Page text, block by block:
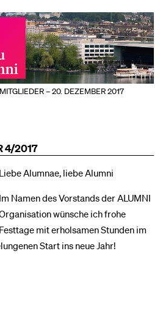
– 20. DEZEMBER 2017
4/2017
Liebe Alumnae, liebe Alumni
Im Namen des Vorstands der ALUMNI
wünsche ich frohe
Festtage mit erholsamen Stunden im
Start ins neue Jahr!